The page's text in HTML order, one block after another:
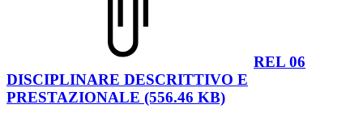
REL 06
DISCIPLINARE DESCRITTIVO E
PRESTAZIONALE (556.46 KB)